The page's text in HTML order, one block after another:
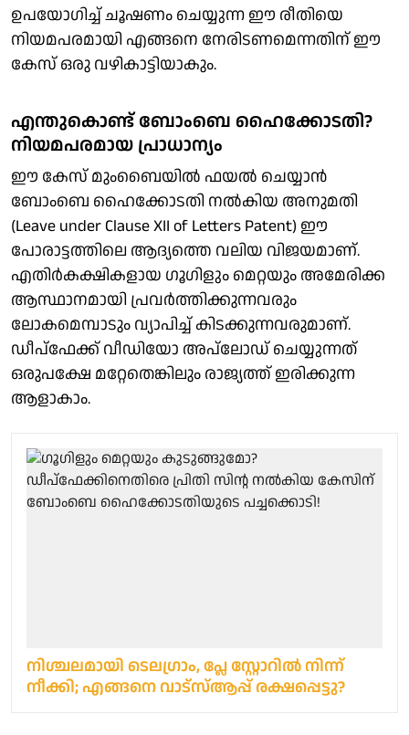
ഉപയോഗിച്ച് ചൂഷണം ചെയ്യുന്ന ഈ രീതിയെ
നിയമപരമായി എങ്ങനെ നേരിടണമെന്നതിന് ഈ
കേസ് ഒരു വഴികാട്ടിയാകും.
എന്തുകൊണ്ട് ബോംബെ ഹൈക്കോടതി?
നിയമപരമായ പ്രാധാന്യം
ഈ കേസ് മുംബൈയില്‍ ഫയല്‍ ചെയ്യാന്‍
ബോംബെ ഹൈക്കോടതി നല്‍കിയ അനുമതി
(Leave under Clause XII of Letters Patent) ഈ
പോരാട്ടത്തിലെ ആദ്യത്തെ വലിയ വിജയമാണ്.
എതിര്‍കക്ഷികളായ ഗൂഗിളും മെറ്റയും അമേരിക്ക
ആസ്ഥാനമായി പ്രവര്‍ത്തിക്കുന്നവരും
ലോകമെമ്പാടും വ്യാപിച്ച് കിടക്കുന്നവരുമാണ്.
ഡീപ്‌ഫേക്ക് വീഡിയോ അപ്‌ലോഡ് ചെയ്യുന്നത്
ഒരുപക്ഷേ മറ്റേതെങ്കിലും രാജ്യത്ത് ഇരിക്കുന്ന
ആളാകാം.
നിശ്ചലമായി ടെലഗ്രാം, പ്ലേ സ്റ്റോറിൽ നിന്ന്
നീക്കി; എങ്ങനെ വാട്സ്ആപ്പ് രക്ഷപ്പെട്ടു?